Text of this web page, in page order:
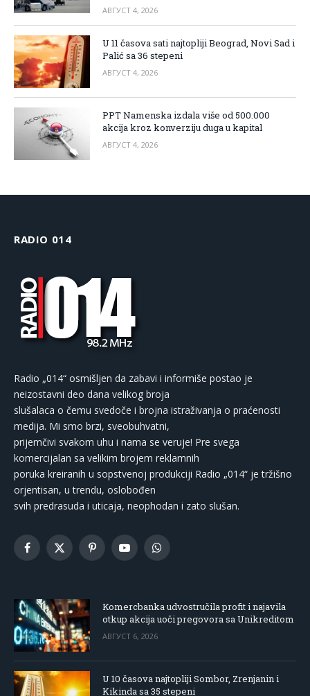
АВГУСТ 4, 2026
U 11 časova sati najtopliji Beograd, Novi Sad i
Palić sa 36 stepeni
АВГУСТ 4, 2026
PPT Namenska izdala više od 500.000
akcija kroz konverziju duga u kapital
АВГУСТ 4, 2026
RADIO 014
Radio „014“ osmišljen da zabavi i informiše postao je
neizostavni deo dana velikog broja
slušalaca o čemu svedoče i brojna istraživanja o praćenosti
medija. Mi smo brzi, sveobuhvatni,
prijemčivi svakom uhu i nama se veruje! Pre svega
komercijalan sa velikim brojem reklamnih
poruka kreiranih u sopstvenoj produkciji Radio „014“ je tržišno
orjentisan, u trendu, oslobođen
svih predrasuda i uticaja, neophodan i zato slušan.
Facebook
X
PinterestYouTubeWhatsApp
Komercbanka udvostručila profit i najavila
otkup akcija uoči pregovora sa Unikreditom
АВГУСТ 6, 2026
U 10 časova najtopliji Sombor, Zrenjanin i
Kikinda sa 35 stepeni